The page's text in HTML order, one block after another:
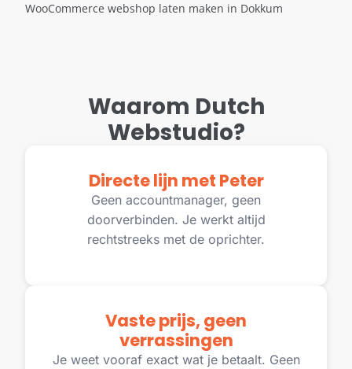
WooCommerce webshop laten maken in Dokkum
Waarom Dutch
Webstudio?
Directe lijn met Peter
Geen accountmanager, geen
doorverbinden. Je werkt altijd
rechtstreeks met de oprichter.
Vaste prijs, geen
verrassingen
Je weet vooraf exact wat je betaalt. Geen